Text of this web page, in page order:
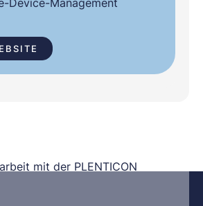
Device-Management
mit der PLENTICON